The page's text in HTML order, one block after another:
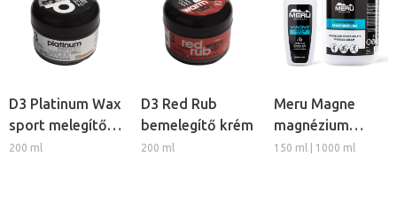
D3 Platinum Wax
sport melegítő
viasz
200 ml
D3 Red Rub
bemelegítő krém
200 ml
Meru Magne
magnézium
masszázs krém
150 ml | 1000 ml